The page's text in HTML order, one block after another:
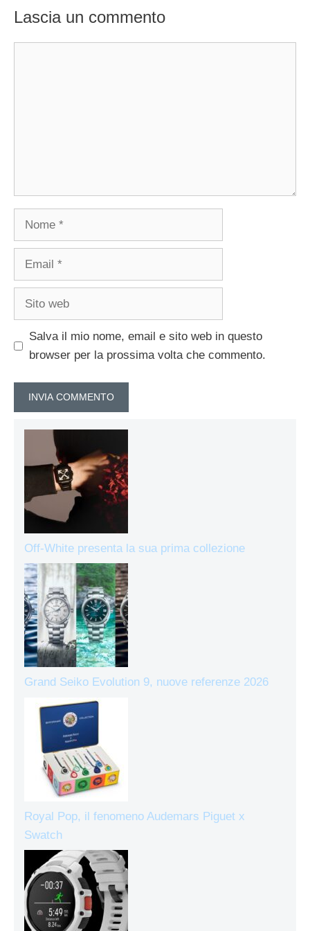
Lascia un commento
Nome
Email
Sito
Salva il mio nome, email e sito web in questo
browser per la prossima volta che commento.
Off-White presenta la sua prima collezione
Grand Seiko Evolution 9, nuove referenze 2026
Royal Pop, il fenomeno Audemars Piguet x
Swatch